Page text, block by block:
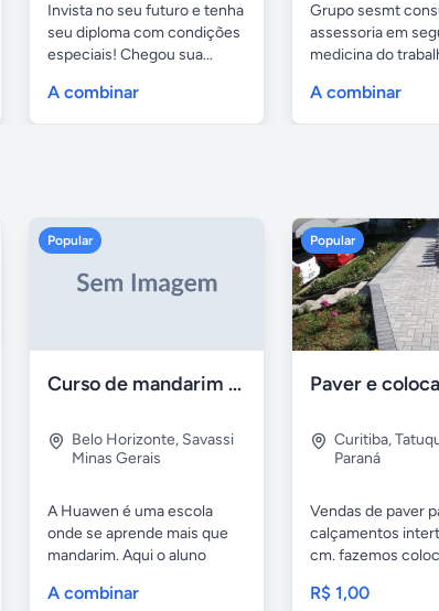
Invista no seu futuro e tenha
seu diploma com condições
especiais! Chegou sua...
A combinar
Grupo sesmt
assessoria em
medicina do
A combinar
Popular
Curso de mandarim em belo horizonte
Belo Horizonte, Savassi
Minas Gerais
A Huawen é uma escola
onde se aprende mais que
mandarim. Aqui o aluno
A combinar
Popular
Curitiba,
Paraná
Vendas de paver
calçamentos
cm. fazemos
R$ 1,00